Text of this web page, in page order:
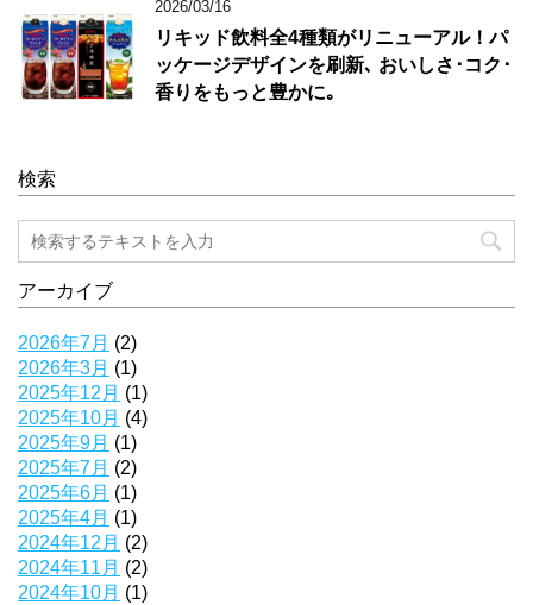
2026/03/16
リキッド飲料全4種類がリニューアル！パ
ッケージデザインを刷新､ おいしさ･コク･
香りをもっと豊かに｡
検索
アーカイブ
2026年7月 (2)
2026年3月 (1)
2025年12月 (1)
2025年10月 (4)
2025年9月 (1)
2025年7月 (2)
2025年6月 (1)
2025年4月 (1)
2024年12月 (2)
2024年11月 (2)
2024年10月 (1)